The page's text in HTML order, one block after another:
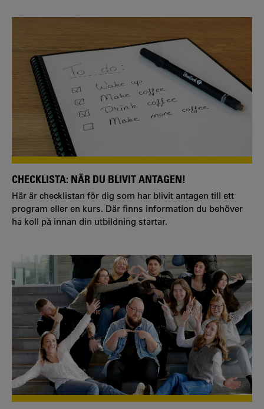
CHECKLISTA: NÄR DU BLIVIT ANTAGEN!
Här är checklistan för dig som har blivit antagen till ett
program eller en kurs. Där finns information du behöver
ha koll på innan din utbildning startar.